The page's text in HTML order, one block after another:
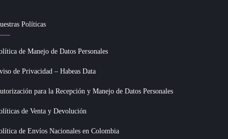
Políticas
de Manejo de Datos Personales
de Privacidad – Habeas Data
para la Recepción y Manejo de Datos Personales
de Venta y Devolución
de Envíos Nacionales en Colombia